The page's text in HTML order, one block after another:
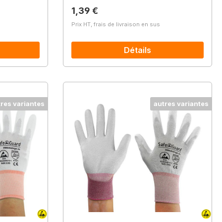
Prix régulier :
1,39 €
Prix HT, frais de livraison en sus
Détails
variantes autres variantes